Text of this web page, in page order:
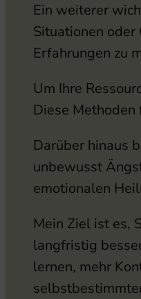
Ein weiterer
Situationen oder
Erfahrungen zu
Um Ihre
Diese
Darüber hinaus
unbewusst
emotionalen
Mein Ziel ist es,
langfristig
lernen, mehr